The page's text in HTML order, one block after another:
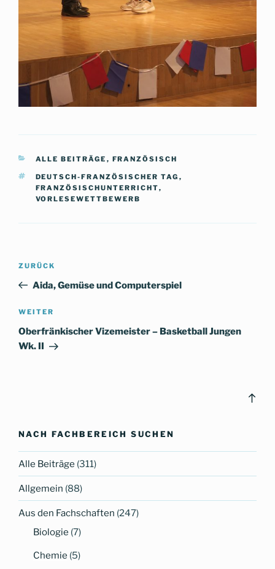
KATEGORIEN
ALLE BEITRÄGE , FRANZÖSISCH
SCHLAGWÖRTER
DEUTSCH-FRANZÖSISCHER TAG ,
FRANZÖSISCHUNTERRICHT,
VORLESEWETTBEWERB
Beitragsnavigation
Vorheriger
Beitrag
ZURÜCK
Aida, Gemüse und Computerspiel
Nächster
Beitrag
WEITER
Oberfränkischer Vizemeister – Basketball Jungen
Wk. II
NACH FACHBEREICH SUCHEN
Alle Beiträge (311)
Allgemein (88)
Aus den Fachschaften (247)
Biologie (7)
Chemie (5)